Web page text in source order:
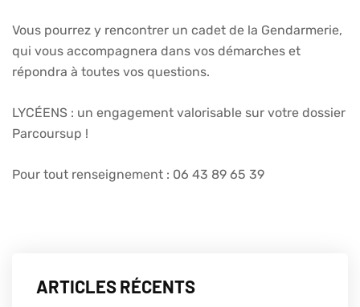
Vous pourrez y rencontrer un cadet de la Gendarmerie,
qui vous accompagnera dans vos démarches et
répondra à toutes vos questions.
LYCÉENS : un engagement valorisable sur votre dossier
Parcoursup !
Pour tout renseignement : 06 43 89 65 39
ARTICLES RÉCENTS